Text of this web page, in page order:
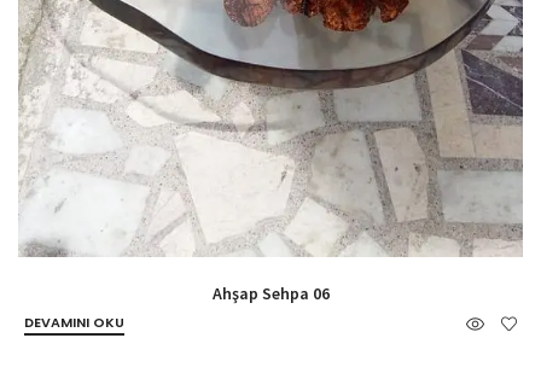
Ahşap Sehpa 06
DEVAMINI OKU